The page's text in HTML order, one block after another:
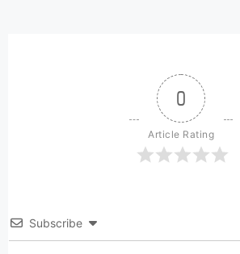
0
Article Rating
Subscribe